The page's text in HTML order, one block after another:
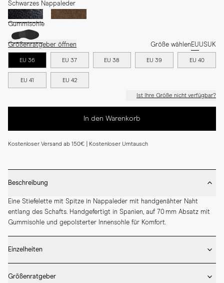
Schwarzes Nappaleder
Gummisohle
Größenratgeber öffnen Größe wählenEUUSUK
EU 36 EU 37 EU 38 EU 39 EU 40
EU 41 EU 42
Ist Ihre Größe nicht verfügbar?
In den Warenkorb
Kostenloser Versand ab 150€ | Kostenloser Umtausch
Beschreibung
Eine Stiefelette mit Spitze in Nappaleder mit handgenähter Naht
entlang des Schafts. Handgefertigt in Spanien, auf 70 mm Absatz mit
Gummisohle und gepolsterter Innensohle für Komfort.
Einzelheiten
* Absatzhöhe 70 mm
Größenratgeber